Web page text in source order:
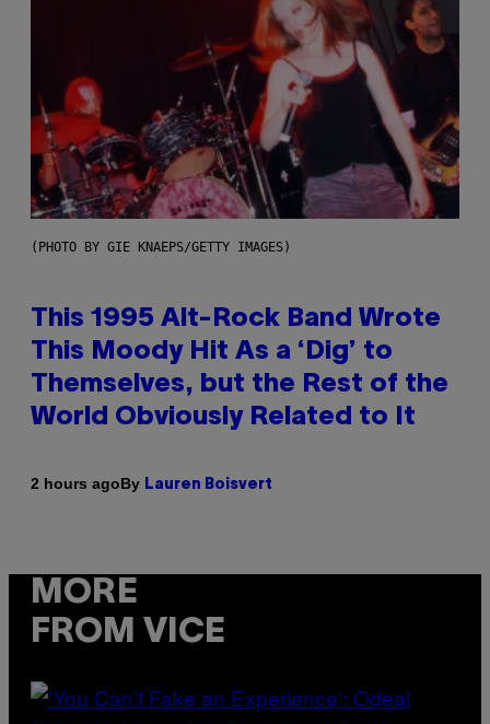
(PHOTO BY GIE KNAEPS/GETTY IMAGES)
This 1995 Alt-Rock Band Wrote
This Moody Hit As a ‘Dig’ to
Themselves, but the Rest of the
World Obviously Related to It
2 hours agoBy Lauren Boisvert
MORE
FROM VICE